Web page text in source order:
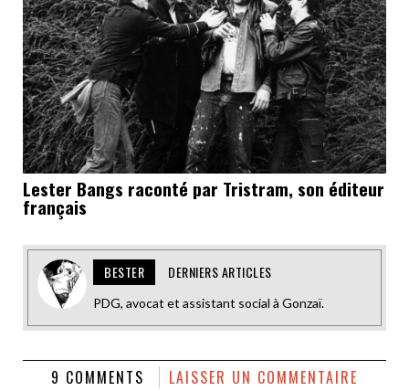
Lester Bangs raconté par Tristram, son éditeur
français
BESTER DERNIERS ARTICLES
PDG, avocat et assistant social à Gonzaï.
9 COMMENTS LAISSER UN COMMENTAIRE